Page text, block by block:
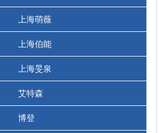
上海萌薇
上海伯能
上海旻泉
艾特森
博登